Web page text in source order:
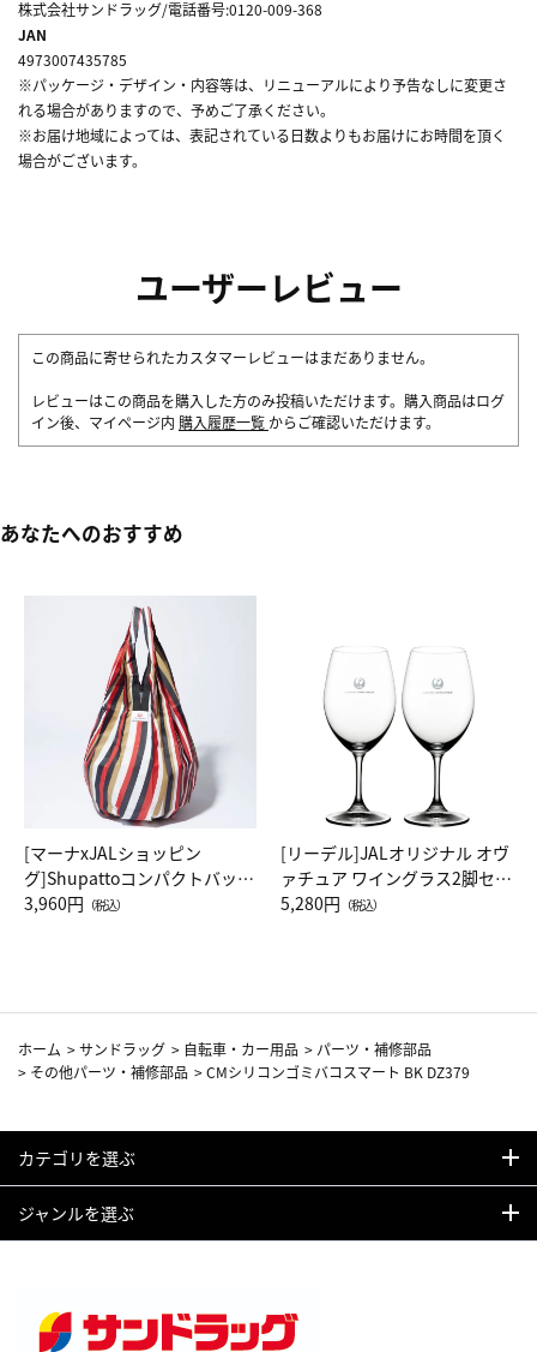
株式会社サンドラッグ/電話番号:0120-009-368
JAN
4973007435785
※パッケージ・デザイン・内容等は、リニューアルにより予告なしに変更さ
れる場合がありますので、予めご了承ください。
※お届け地域によっては、表記されている日数よりもお届けにお時間を頂く
場合がございます。
ユーザーレビュー
この商品に寄せられたカスタマーレビューはまだありません。
レビューはこの商品を購入した方のみ投稿いただけます。購入商品はログ
イン後、マイページ内 購入履歴一覧 からご確認いただけます。
あなたへのおすすめ
[マーナxJALショッピン
グ]Shupattoコンパクトバッグ
Drop JAL客室乗務員（LC）ス
3,960円 （税込）
[リーデル]JALオリジナル オヴ
ァチュア ワイングラス2脚セッ
ト（レッドワイン）
5,280円 （税込）
ホーム >サンドラッグ > 自転車・カー用品 > パーツ・補修部品
> その他パーツ・補修部品 >CMシリコンゴミバコスマート BK DZ379
カテゴリを選ぶ
ジャンルを選ぶ